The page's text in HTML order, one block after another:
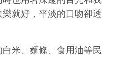
就好，平淡的口吻卻透
米、麵條、食用油等民